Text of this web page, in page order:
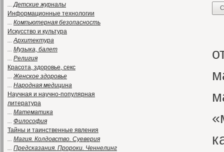
...Детские журналы
Информационные технологии
... Компьютерная безопасность
Искусство и культура
...Архитектура
... Музыка, балет
... Религия
Красота, здоровье, секс
...Женское здоровье
... Народная медицина
Научная и научно-популярная
литература
... Математика
... Философия
Тайны и таинственные явления
... Магия. Колдовство. Суеверия
... Предсказания. Пророки. Ченнелинг